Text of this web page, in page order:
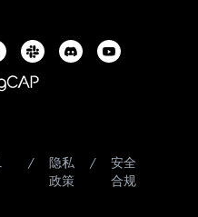
/
隐私
政策
/
安全
合规